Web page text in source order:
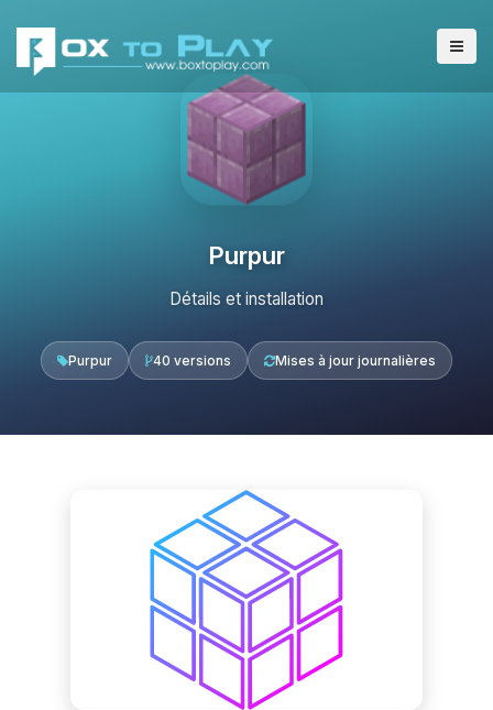
Purpur
Détails et installation
Purpur 40 versions Mises à jour journalières